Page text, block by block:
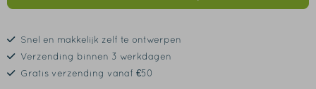
Snel en makkelijk zelf te ontwerpen
Verzending binnen 3 werkdagen
Gratis verzending vanaf €50